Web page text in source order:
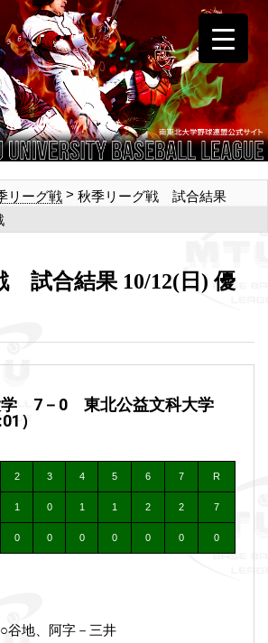
リーグ戦 > 秋季リーグ戦 試合結果
試合結果 10/12(日) 優
学 7－0 東北公益文科大学
）
2 3 4 5 6 7 R
1 0 1 1 2 2 7
0 0 0 0 0 0 0
谷地、阿字－三井